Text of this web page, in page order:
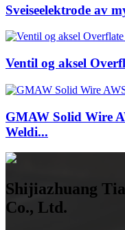
Sveiseelektrode av
Ventil og aksel
GMAW Solid Wire
Weldi...
Shijiazhuang
Co., Ltd.